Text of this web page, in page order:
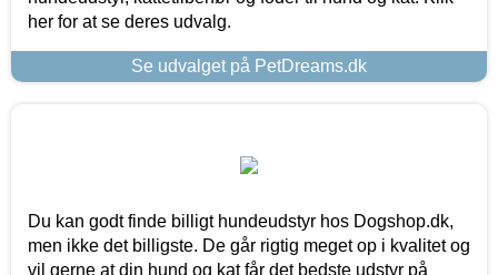
her for at se deres udvalg.
Se udvalget på PetDreams.dk
Du kan godt finde billigt hundeudstyr hos Dogshop.dk,
men ikke det billigste. De går rigtig meget op i kvalitet og
vil gerne at din hund og kat får det bedste udstyr på